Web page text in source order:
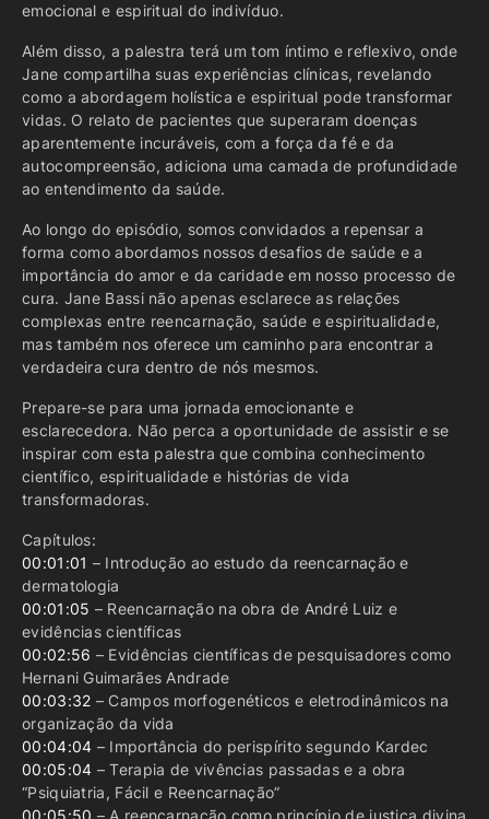
emocional e espiritual do indivíduo.
Além disso, a palestra terá um tom íntimo e reflexivo, onde
Jane compartilha suas experiências clínicas, revelando
como a abordagem holística e espiritual pode transformar
vidas. O relato de pacientes que superaram doenças
aparentemente incuráveis, com a força da fé e da
autocompreensão, adiciona uma camada de profundidade
ao entendimento da saúde.
Ao longo do episódio, somos convidados a repensar a
forma como abordamos nossos desafios de saúde e a
importância do amor e da caridade em nosso processo de
cura. Jane Bassi não apenas esclarece as relações
complexas entre reencarnação, saúde e espiritualidade,
mas também nos oferece um caminho para encontrar a
verdadeira cura dentro de nós mesmos.
Prepare-se para uma jornada emocionante e
esclarecedora. Não perca a oportunidade de assistir e se
inspirar com esta palestra que combina conhecimento
científico, espiritualidade e histórias de vida
transformadoras.
Capítulos:
00:01:01 – Introdução ao estudo da reencarnação e
dermatologia
00:01:05 – Reencarnação na obra de André Luiz e
evidências científicas
00:02:56 – Evidências científicas de pesquisadores como
Hernani Guimarães Andrade
00:03:32 – Campos morfogenéticos e eletrodinâmicos na
organização da vida
00:04:04 – Importância do perispírito segundo Kardec
00:05:04 – Terapia de vivências passadas e a obra
“Psiquiatria, Fácil e Reencarnação”
00:05:50 – A reencarnação como princípio de justiça divina